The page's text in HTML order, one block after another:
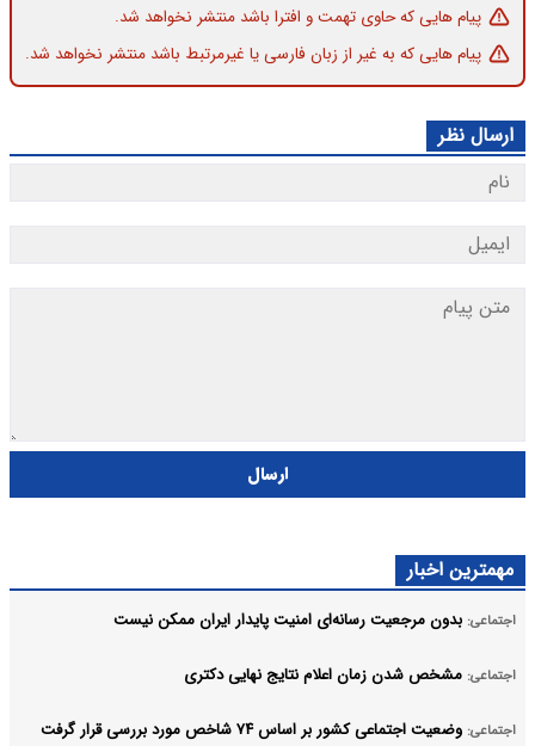
پیام هایی که حاوی تهمت و افترا باشد منتشر نخواهد شد.
پیام هایی که به غیر از زبان فارسی یا غیرمرتبط باشد منتشر نخواهد شد.
ارسال نظر
ارسال
مهمترین اخبار
اجتماعی: بدون مرجعیت رسانه‌ای امنیت پایدار ایران ممکن نیست
اجتماعی: مشخص شدن زمان اعلام نتایج نهایی دکتری
اجتماعی: وضعیت اجتماعی کشور بر اساس ۷۴ شاخص مورد بررسی قرار گرفت